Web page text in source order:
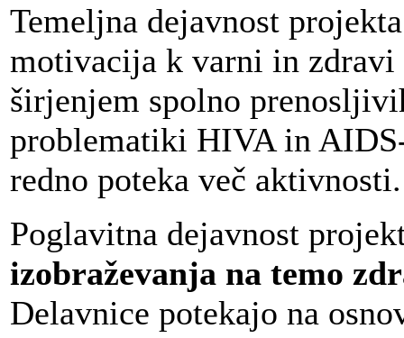
Temeljna dejavnost
motivacija k varni in zdravi
širjenjem spolno
problematiki HIVA in
redno poteka več aktivnosti.
Poglavitna dejavnost
izobraževanja na temo
Delavnice potekajo na